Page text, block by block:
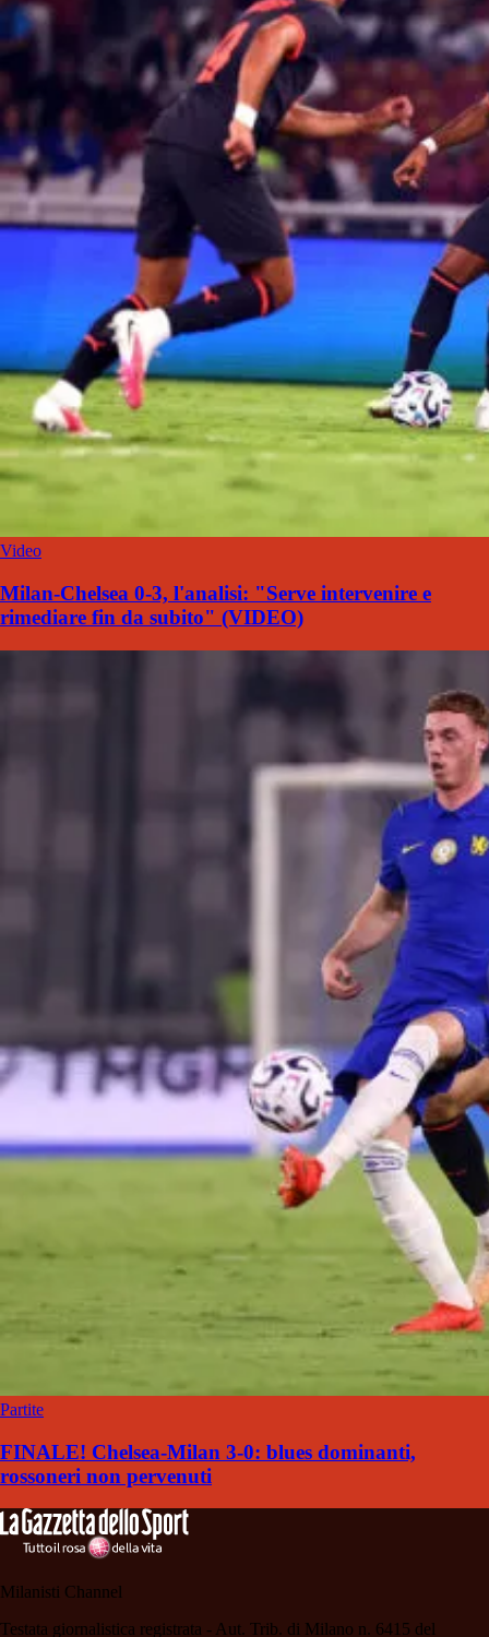
Video
Milan-Chelsea 0-3, l'analisi: "Serve intervenire e
rimediare fin da subito" (VIDEO)
Partite
FINALE! Chelsea-Milan 3-0: blues dominanti,
rossoneri non pervenuti
Milanisti Channel
Testata giornalistica registrata - Aut. Trib. di Milano n. 6415 del